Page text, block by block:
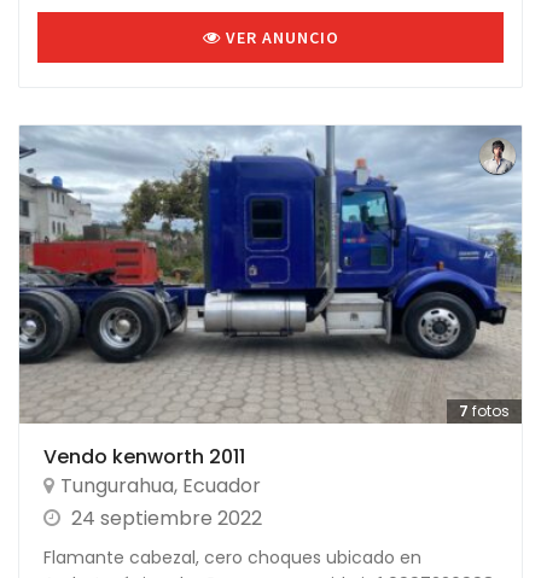
VER ANUNCIO
7 fotos
Vendo kenworth 2011
Tungurahua, Ecuador
24 septiembre 2022
Flamante cabezal, cero choques ubicado en